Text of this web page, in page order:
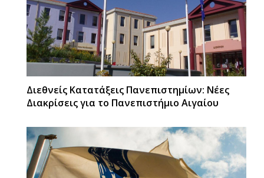
Διεθνείς Κατατάξεις Πανεπιστημίων: Νέες
Διακρίσεις για το Πανεπιστήμιο Αιγαίου